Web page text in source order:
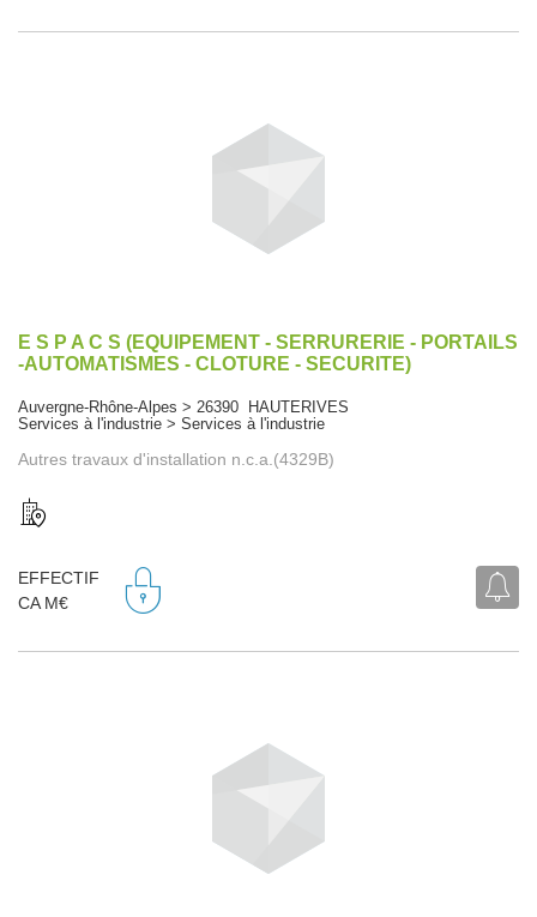
E S P A C S (EQUIPEMENT - SERRURERIE - PORTAILS
-AUTOMATISMES - CLOTURE - SECURITE)
Auvergne-Rhône-Alpes > 26390 HAUTERIVES
Services à l'industrie > Services à l'industrie
Autres travaux d'installation n.c.a.(4329B)
EFFECTIF
CA M€